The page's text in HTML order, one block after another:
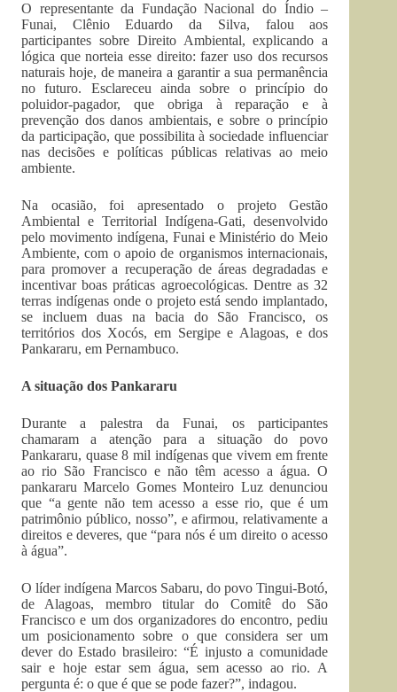
O representante da Fundação Nacional do Índio –
Funai, Clênio Eduardo da Silva, falou aos
participantes sobre Direito Ambiental, explicando a
lógica que norteia esse direito: fazer uso dos recursos
naturais hoje, de maneira a garantir a sua permanência
no futuro. Esclareceu ainda sobre o princípio do
poluidor-pagador, que obriga à reparação e à
prevenção dos danos ambientais, e sobre o princípio
da participação, que possibilita à sociedade influenciar
nas decisões e políticas públicas relativas ao meio
ambiente.
Na ocasião, foi apresentado o projeto Gestão
Ambiental e Territorial Indígena-Gati, desenvolvido
pelo movimento indígena, Funai e Ministério do Meio
Ambiente, com o apoio de organismos internacionais,
para promover a recuperação de áreas degradadas e
incentivar boas práticas agroecológicas. Dentre as 32
terras indígenas onde o projeto está sendo implantado,
se incluem duas na bacia do São Francisco, os
territórios dos Xocós, em Sergipe e Alagoas, e dos
Pankararu, em Pernambuco.
A situação dos Pankararu
Durante a palestra da Funai, os participantes
chamaram a atenção para a situação do povo
Pankararu, quase 8 mil indígenas que vivem em frente
ao rio São Francisco e não têm acesso a água. O
pankararu Marcelo Gomes Monteiro Luz denunciou
que “a gente não tem acesso a esse rio, que é um
patrimônio público, nosso”, e afirmou, relativamente a
direitos e deveres, que “para nós é um direito o acesso
à água”.
O líder indígena Marcos Sabaru, do povo Tingui-Botó,
de Alagoas, membro titular do Comitê do São
Francisco e um dos organizadores do encontro, pediu
um posicionamento sobre o que considera ser um
dever do Estado brasileiro: “É injusto a comunidade
sair e hoje estar sem água, sem acesso ao rio. A
pergunta é: o que é que se pode fazer?”, indagou.